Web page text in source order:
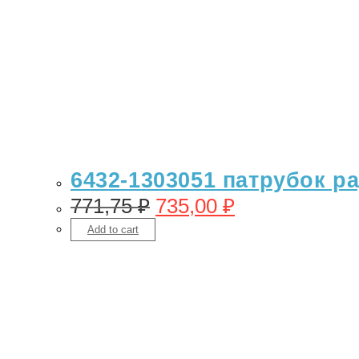
6432-1303051 патрубок
771,75₽ 735,00 ₽
Add to cart